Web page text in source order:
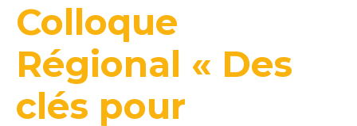
Colloque
Régional « Des
clés pour